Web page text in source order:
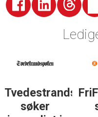
søker